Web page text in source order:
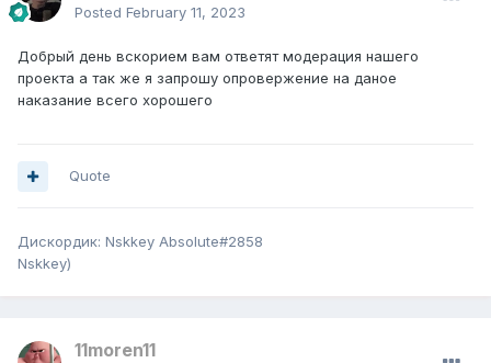
Posted February 11, 2023
Добрый день вскорием вам ответят модерация нашего
проекта а так же я запрошу опровержение на даное
наказание всего хорошего
Quote
Дискордик: Nskkey Absolute#2858
Nskkey)
11moren11